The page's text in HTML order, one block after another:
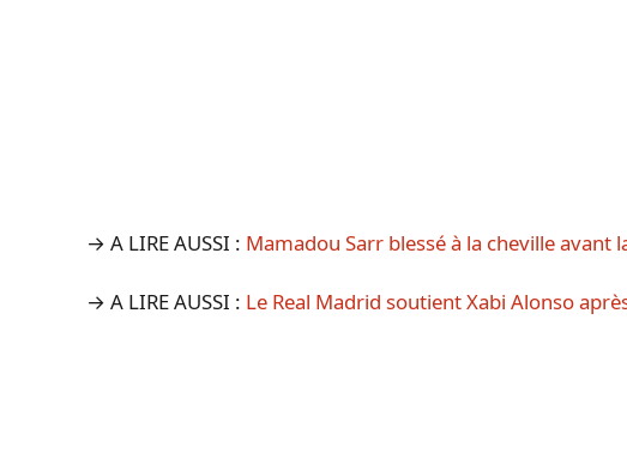
→ A LIRE AUSSI : Mamadou Sarr blessé à la cheville avant
→ A LIRE AUSSI : Le Real Madrid soutient Xabi Alonso